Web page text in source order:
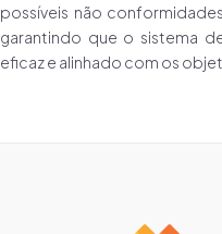
possíveis não
garantindo que o sistema
eficaz e alinhado com os